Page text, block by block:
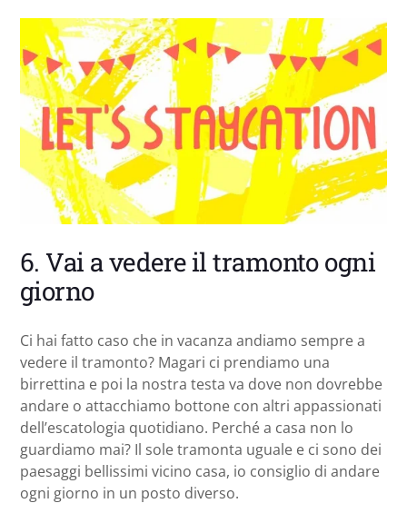
6. Vai a vedere il tramonto ogni
giorno
Ci hai fatto caso che in vacanza andiamo sempre a
vedere il tramonto? Magari ci prendiamo una
birrettina e poi la nostra testa va dove non dovrebbe
andare o attacchiamo bottone con altri appassionati
dell’escatologia quotidiano. Perché a casa non lo
guardiamo mai? Il sole tramonta uguale e ci sono dei
paesaggi bellissimi vicino casa, io consiglio di andare
ogni giorno in un posto diverso.